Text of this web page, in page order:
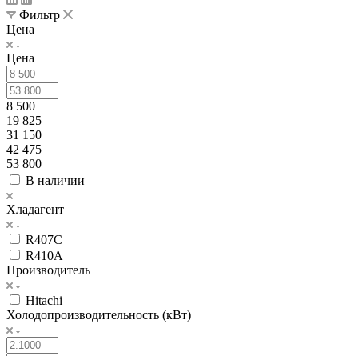
Фильтр
Цена
Цена
8 500
19 825
31 150
42 475
53 800
В наличии
Хладагент
R407C
R410A
Производитель
Hitachi
Холодопроизводительность (кВт)